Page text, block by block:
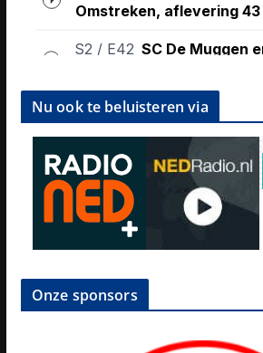
Nu ook te beluisteren via
Onze sponsors